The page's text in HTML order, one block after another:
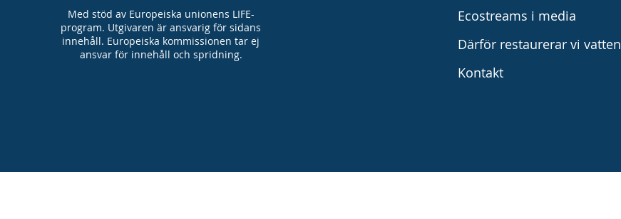
Med stöd av Europeiska unionens LIFE-
program. Utgivaren är ansvarig för sidans
innehåll. Europeiska kommissionen tar ej
ansvar för innehåll och spridning.
Ecostreams i media
Därför restaurerar vi vatten
Kontakt